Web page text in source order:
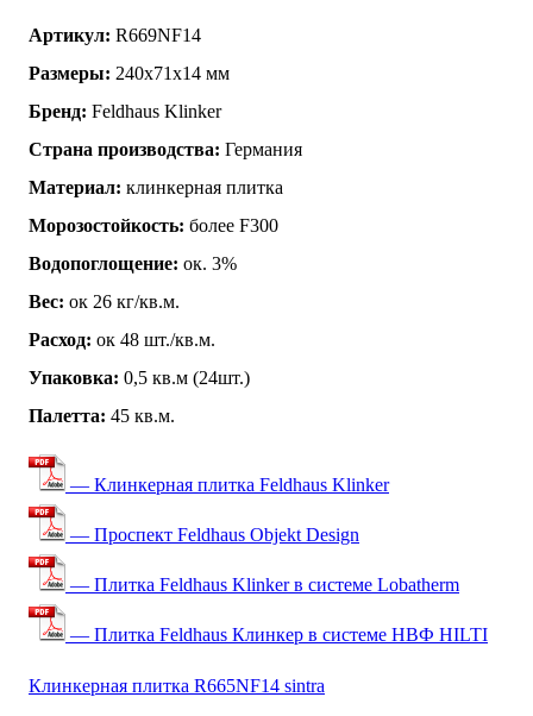
Артикул: R669NF14
Размеры: 240x71x14 мм
Бренд: Feldhaus Klinker
Страна производства: Германия
Материал: клинкерная плитка
Морозостойкость: более F300
Водопоглощение: ок. 3%
Вес: ок 26 кг/кв.м.
Расход: ок 48 шт./кв.м.
Упаковка: 0,5 кв.м (24шт.)
Палетта: 45 кв.м.
— Клинкерная плитка Feldhaus Klinker
— Проспект Feldhaus Objekt Design
— Плитка Feldhaus Klinker в системе Lobatherm
— Плитка Feldhaus Клинкер в системе НВФ HILTI
Клинкерная плитка R665NF14 sintra